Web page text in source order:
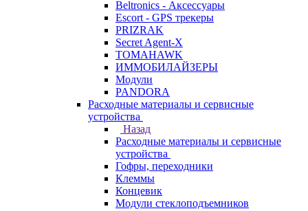
Beltronics - Аксессуары
Escort - GPS трекеры
PRIZRAK
Secret Agent-X
TOMAHAWK
ИММОБИЛАЙЗЕРЫ
Модули
PANDORA
Расходные материалы и сервисные
устройства
Назад
Расходные материалы и сервисные
устройства
Гофры, переходники
Клеммы
Концевик
Модули стеклоподъемников